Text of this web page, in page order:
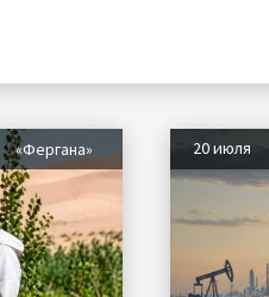
«Фергана» 20 июля